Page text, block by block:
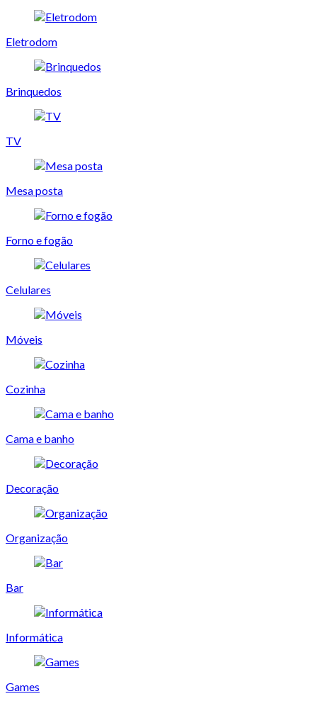
Eletrodom
Brinquedos
TV
Mesa posta
Forno e fogão
Celulares
Móveis
Cozinha
Cama e banho
Decoração
Organização
Bar
Informática
Games